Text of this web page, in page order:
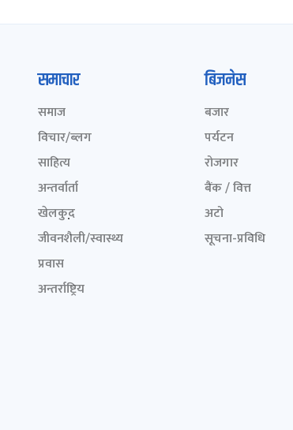
समाचार
समाज
विचार/ब्लग
साहित्य
अन्तर्वार्ता
खेलकुद़़
जीवनशैली/स्वास्थ्य
प्रवास
अन्तर्राष्ट्रिय
बिजनेस
बजार
पर्यटन
रोजगार
बैंक / वित्त
अटो
सूचना-प्रविधि